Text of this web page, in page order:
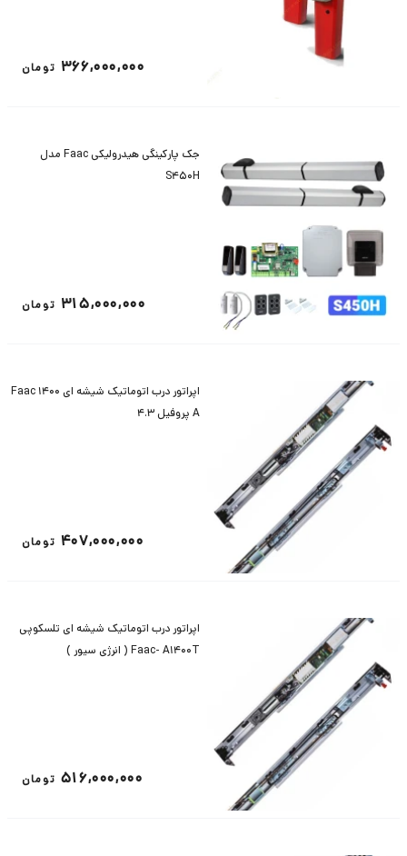
366,000,000 تومان
جک پارکینگی هیدرولیکی Faac مدل
S450H
315,000,000 تومان
اپراتور درب اتوماتیک شیشه ای 1400 Faac
A پروفیل 4.3
407,000,000 تومان
اپراتور درب اتوماتیک شیشه ای تلسکوپی
Faac- A1400T ( انرژی سیور )
516,000,000 تومان